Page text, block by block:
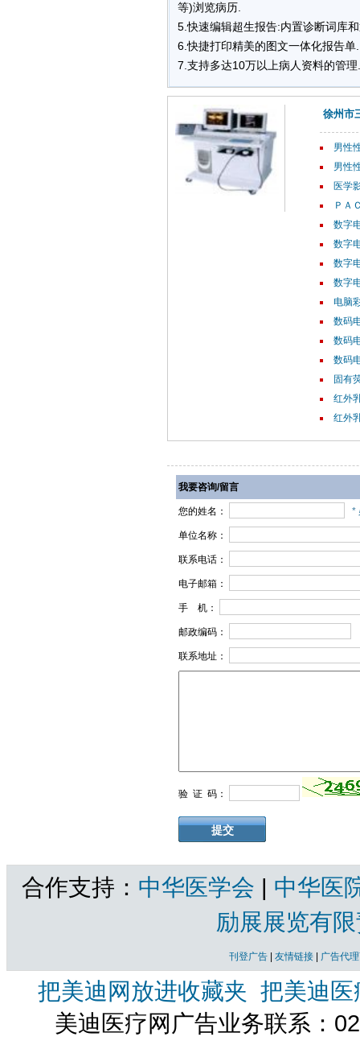
等)浏览病历.
5.快速编辑超生报告:内置诊断词库
6.快捷打印精美的图文一体化报告单.
7.支持多达10万以上病人资料的管理.
徐州市
男性
男性
医学
ＰＡ
数字
数字
数字
数字
电脑
数码
数码
数码
固有
红外
红外
我要咨询/留言
您的姓名： *
单位名称：
联系电话：
电子邮箱：
手 机：
邮政编码：
联系地址：
验 证 码：
合作支持： 中华医学会 | 中华医
励展展览有
刊登广告 友情链接 广告代
把美迪网放进收藏夹 把美迪
美迪医疗网广告业务联系：